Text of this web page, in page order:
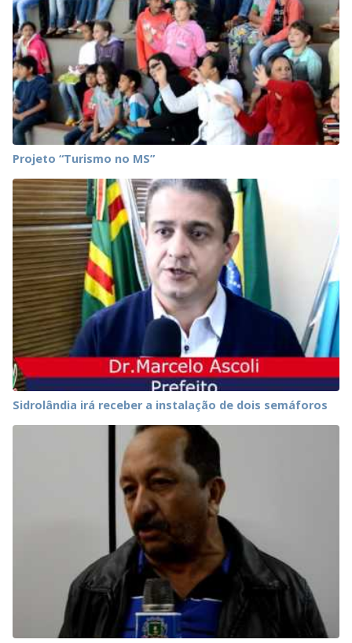
Projeto “Turismo no MS”
Sidrolândia irá receber a instalação de dois semáforos